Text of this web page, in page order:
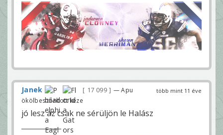
több mint 11 éve
Janek 17 099
— Apu
ökölbeszorított keze
jó lesz az csak ne sérüljön le Halász